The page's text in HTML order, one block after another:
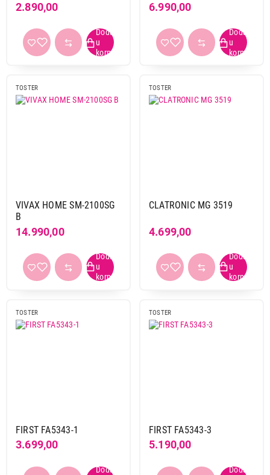
2.890,00 6.990,00
TOSTER
VIVAX HOME SM-2100SG
B
14.990,00
TOSTER
CLATRONIC MG 3519
4.699,00
TOSTER
FIRST FA5343-1
3.699,00
TOSTER
FIRST FA5343-3
5.190,00